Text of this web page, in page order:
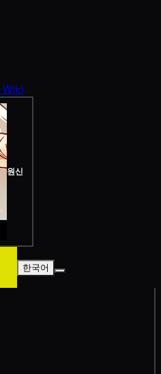
Wiki
원신
한국어